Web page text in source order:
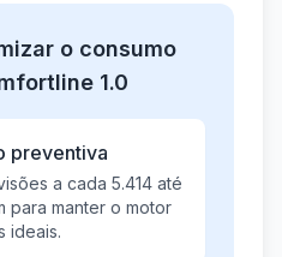
o consumo
1.0
preventiva
a cada 5.414 até
para manter o motor
ideais.